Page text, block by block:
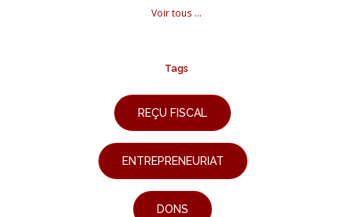
Voir tous ...
Tags
REÇU FISCAL
ENTREPRENEURIAT
DONS